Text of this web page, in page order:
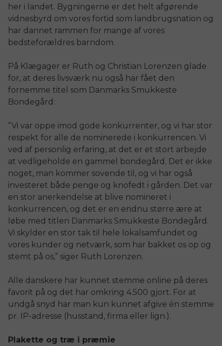
her i landet. Bygningerne er det helt afgørende
vidnesbyrd om vores fortid som landbrugsnation og
har dannet rammen for mange af vores
bedsteforældres barndom.
På Klægager er Ruth og Christian Lorenzen glade
for, at deres livsværk nu også har fået den
fornemme titel som Danmarks Smukkeste
Bondegård:
”Vi var oppe imod gode konkurrenter, og vi har stor
respekt for alle de nominerede i konkurrencen. Vi
ved af personlig erfaring, at det er et stort arbejde
at vedligeholde en gammel bondegård. Det er ikke
noget, man kommer sovende til, og vi har også
investeret både penge og knofedt i gården. Det var
en stor anerkendelse at blive nomineret i
konkurrencen, og det er en endnu større ære at
løbe med titlen Danmarks Smukkeste Bondegård.
Vi skylder en stor tak til hele lokalsamfundet og
vores kunder og netværk, som har bakket os op og
stemt på os,” siger Ruth Lorenzen.
Alle danskere har kunnet stemme online på deres
favorit på og det har omkring 4.500 gjort. For at
undgå snyd har man kun kunnet afgive én stemme
pr. IP-adresse (husstand, firma eller lign.).
Plakette og træ i præmie